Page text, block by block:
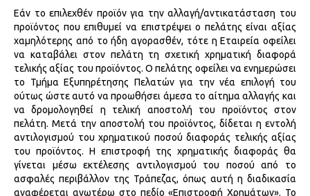
Εάν το επιλεχθέν προϊόν για την αλλαγή/αντικατάσταση του
προϊόντος που επιθυμεί να επιστρέψει ο πελάτης είναι αξίας
χαμηλότερης από το ήδη αγορασθέν, τότε η Εταιρεία οφείλει
να καταβάλει στον πελάτη τη σχετική χρηματική διαφορά
τελικής αξίας του προϊόντος. Ο πελάτης οφείλει να ενημερώσει
το Τμήμα Εξυπηρέτησης Πελατών για την νέα επιλογή του
ούτως ώστε αυτό να προωθήσει άμεσα το αίτημα αλλαγής και
να δρομολογηθεί η τελική αποστολή του προϊόντος στον
πελάτη. Μετά την αποστολή του προϊόντος, δίδεται η εντολή
αντιλογισμού του χρηματικού ποσού διαφοράς τελικής αξίας
του προϊόντος. Η επιστροφή της χρηματικής διαφοράς θα
γίνεται μέσω εκτέλεσης αντιλογισμού του ποσού από το
ασφαλές περιβάλλον της Τράπεζας, όπως αυτή η διαδικασία
αναφέρεται ανωτέρω στο πεδίο «Επιστροφή Χρημάτων». Το